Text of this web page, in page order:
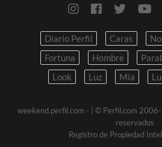
Diario Perfil Caras
Fortuna
Hombre
Look
Luz Mia
weekend.perfil.com -
| © Perfil.com
reservados
Registro de Propiedad